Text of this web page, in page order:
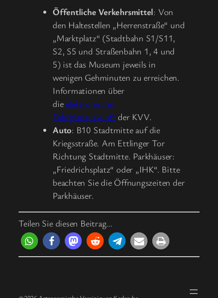
Öffentliche Verkehrsmittel: Von
den Haltestellen „Herrenstraße“ und
„Marktplatz“ (Stadtbahn S1/S11,
S2, S5 und Straßenbahn 1, 4 und
5) ist das Museum jeweils in
wenigen Gehminuten zu erreichen.
Informationen über
die elektronische
Fahrplanauskunftder KVV.
Auto: B10 Stadtmitte auf die
Kriegsstraße. Am Ettlinger Tor
Richtung Stadtmitte. Parkhäuser:
„Friedrichsplatz“ oder „IHK“. Bitte
beachten Sie die Öffnungszeiten der
Parkhäuser.
Teilen Sie diesen Beitrag…